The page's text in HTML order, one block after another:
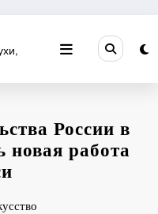
России в
новая работа